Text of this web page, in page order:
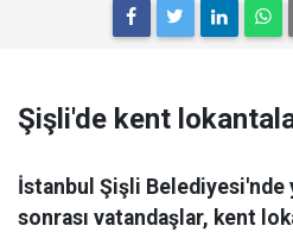
Şişli'de kent
İstanbul Şişli Belediyesi'nde
sonrası vatandaşlar, kent